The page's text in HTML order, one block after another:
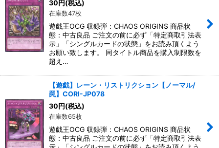
30円(税込)
在庫数47枚
遊戯王OCG 収録弾：CHAOS ORIGINS 商品状
態：中古良品 ご注文の前に必ず「特定商取引法表
示」「シングルカードの状態」をお読み頂くよう
お願い致します。 同タイトル商品を購入制限数を
超え…
【遊戯】レーン・リストリクション【ノーマル/
罠】CORI-JP078
30円(税込)
在庫数65枚
遊戯王OCG 収録弾：CHAOS ORIGINS 商品状
態：中古良品 ご注文の前に必ず「特定商取引法表